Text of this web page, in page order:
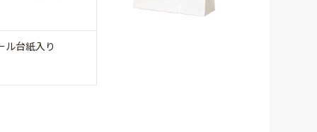
ル台紙入り